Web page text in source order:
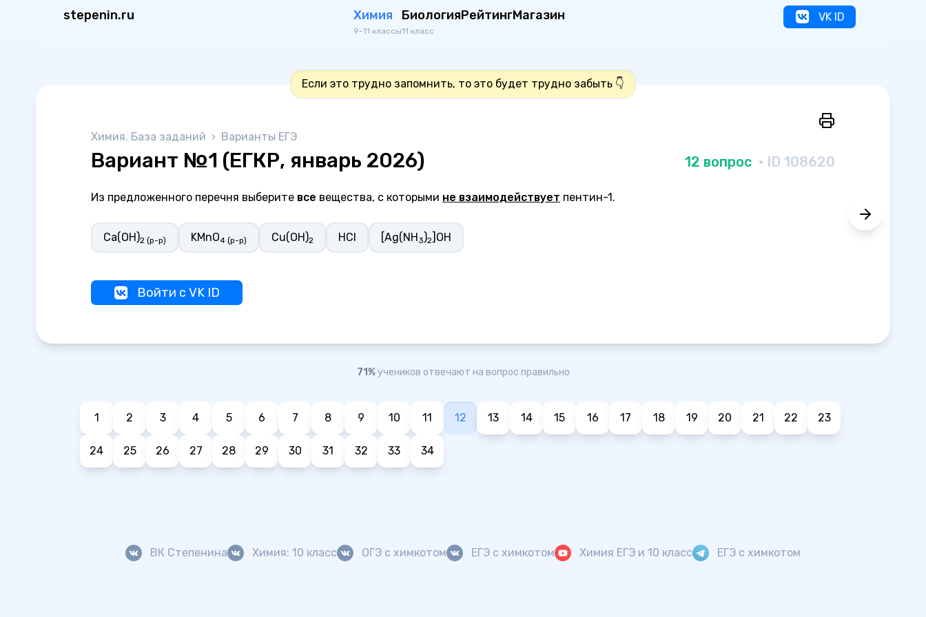
stepenin.ru Химия
9-11 классы
Биология
11 класс
РейтингМагазин VK ID
Если это трудно запомнить, то это будет трудно забыть 👇
Химия. База заданий › Варианты ЕГЭ
Вариант №1 (ЕГКР, январь 2026) 12 вопрос · ID 108620
Из предложенного перечня выберите все вещества, с которыми не взаимодействует пентин-1.
Ca(OH)2 (р-р) KMnO4 (р-р) Cu(OH)2 HCl [Ag(NH3)2]OH
Войти с VK ID
71%учеников отвечают на вопрос правильно
1 2 3 4 5 6 7 8 9 10 11 12 13 14 15 16 17 18 19 20 21 22 23
24 25 26 27 28 29 30 31 32 33 34
ВК Степенина Химия: 10 класс ОГЭ с химкотом ЕГЭ с химкотом Химия ЕГЭ и 10 класс ЕГЭ с химкотом